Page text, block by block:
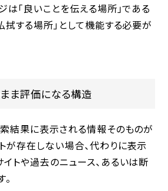
は「良いことを伝える場所」である
拭する場所」として機能する必要が
ま評価になる構造
結果に表示される情報そのものが
が存在しない場合、代わりに表示
トや過去のニュース、あるいは断